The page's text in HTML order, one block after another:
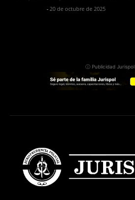
- 20 de octubre de 2025
ⓘ Publicidad Jurispol